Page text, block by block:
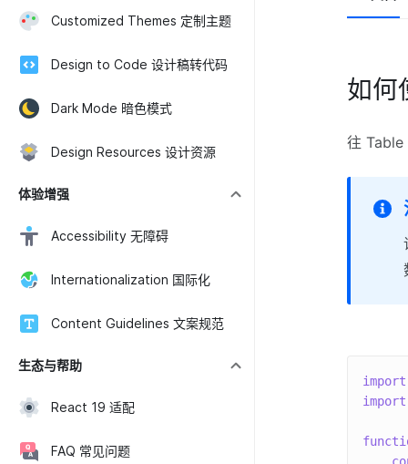
Customized Themes 定制主题
Design to Code 设计稿转代码
Dark Mode 暗色模式
Design Resources 设计资源
体验增强
Accessibility 无障碍
Internationalization 国际化
Content Guidelines 文案规范
生态与帮助
React 19 适配
FAQ 常见问题
如何
往
import
import